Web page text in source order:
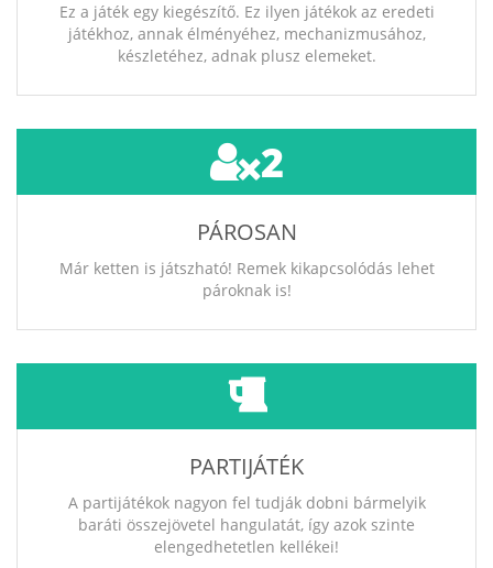
Ez a játék egy kiegészítő. Ez ilyen játékok az eredeti
játékhoz, annak élményéhez, mechanizmusához,
készletéhez, adnak plusz elemeket.
2
PÁROSAN
Már ketten is játszható! Remek kikapcsolódás lehet
pároknak is!
PARTIJÁTÉK
A partijátékok nagyon fel tudják dobni bármelyik
baráti összejövetel hangulatát, így azok szinte
elengedhetetlen kellékei!